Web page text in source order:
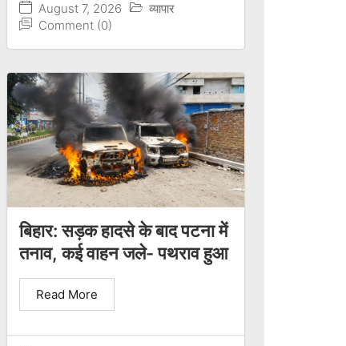
August 7, 2026
व्यापार
Comment (0)
बिहार: सड़क हादसे के बाद पटना में
तनाव, कई वाहन जले- पथराव हुआ
Read More